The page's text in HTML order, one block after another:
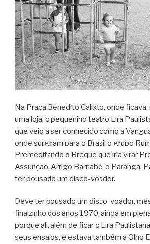
Na Praça Benedito Calixto, onde ficava,
uma loja, o pequenino teatro Lira
que veio a ser conhecido como a
onde surgiram para o Brasil o grupo
Premeditando o Breque que iria virar
Assunção, Arrigo Barnabé, o Paranga,
ter pousado um disco-voador.
Deve ter pousado um disco-voador,
finalzinho dos anos 1970, ainda em
porque ali, além de ficar o Lira
seus ensaios, e estava também a Olho